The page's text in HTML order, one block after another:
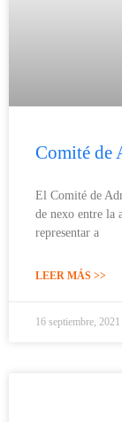
Comité de
El Comité de
de nexo entre la
representar a
LEER MÁS >>
16 septiembre, 2021